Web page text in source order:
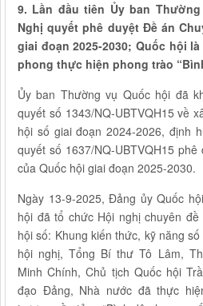
9. Lần đầu tiên Ủy ban
Nghị quyết phê duyệt Đề án
giai đoạn 2025-2030; Quốc hội
phong thực hiện phong trào
Ủy ban Thường vụ Quốc hội đã
quyết số 1343/NQ-UBTVQH15 về
hội số giai đoạn 2024-2026, định
quyết số 1637/NQ-UBTVQH15
của Quốc hội giai đoạn 2025-2030.
Ngày 13-9-2025, Đảng ủy Quốc
hội đã tổ chức Hội nghị chuyên
hội số: Khung kiến thức, kỹ năng
hội nghị, Tổng Bí thư Tô Lâm,
Minh Chính, Chủ tịch Quốc hội
đạo Đảng, Nhà nước đã thực